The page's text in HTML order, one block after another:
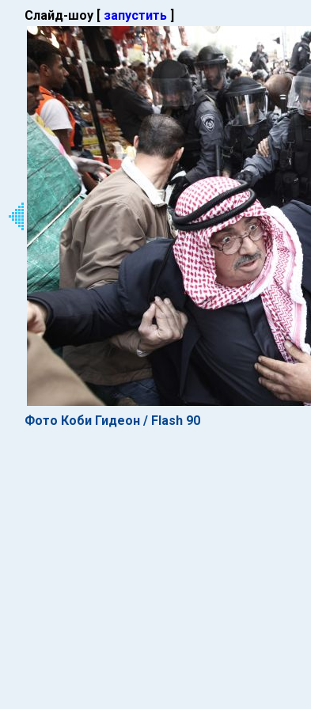
Слайд-шоу [ запустить ]
Фото Коби Гидеон / Flash 90